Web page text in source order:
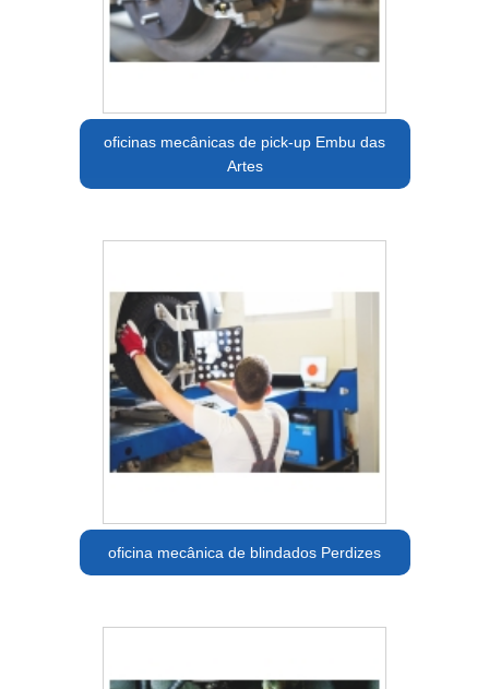
oficinas mecânicas de pick-up Embu das
Artes
oficina mecânica de blindados Perdizes